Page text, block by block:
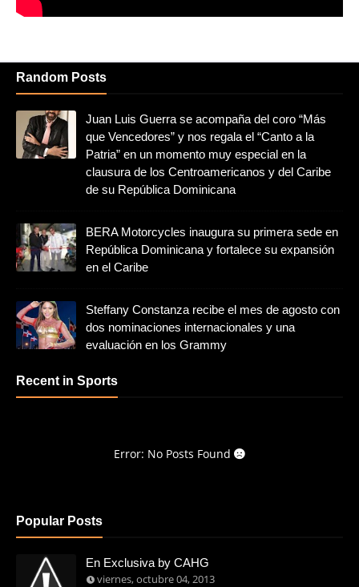
Random Posts
Juan Luis Guerra se acompaña del coro “Más
que Vencedores” y nos regala el “Canto a la
Patria” en un momento muy especial en la
clausura de los Centroamericanos y del Caribe
de su República Dominicana
BERA Motorcycles inaugura su primera sede en
República Dominicana y fortalece su expansión
en el Caribe
Steffany Constanza recibe el mes de agosto con
dos nominaciones internacionales y una
evaluación en los Grammy
Recent in Sports
Error: No Posts Found
Popular Posts
En Exclusiva by CAHG
viernes, octubre 04, 2013